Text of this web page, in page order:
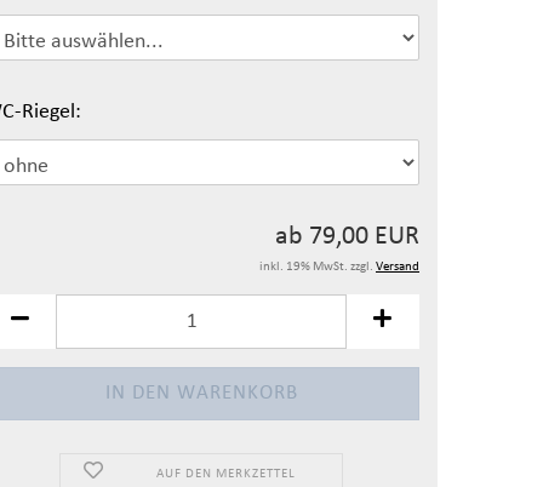
Riegel:
ab 79,00 EUR
inkl. 19% MwSt. zzgl. Versand
AUF DEN MERKZETTEL